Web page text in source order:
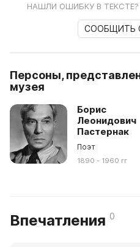
НАШЛИ ОШИБКУ В
СООБЩИТЬ
Персоны,
музея
Борис
Леонидович
Пастернак
Поэт
1890 - 1960 гг
Впечатления 0